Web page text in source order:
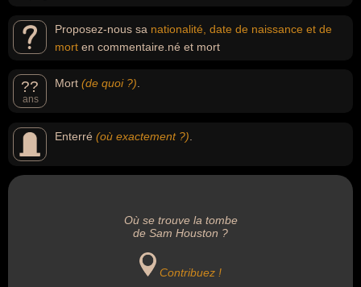
Proposez-nous sa nationalité, date de naissance et de
mort en commentaire.né et mort
??
ans
Mort (de quoi ?)
Enterré (où exactement ?)
Où se trouve la tombe
de Sam Houston ?
Contribuez !